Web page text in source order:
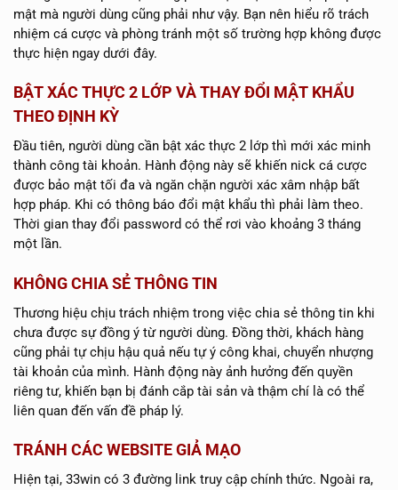
mật mà người dùng cũng phải như vậy. Bạn nên hiểu rõ trách
nhiệm cá cược và phòng tránh một số trường hợp không được
thực hiện ngay dưới đây.
BẬT XÁC THỰC 2 LỚP VÀ THAY ĐỔI MẬT KHẨU
THEO ĐỊNH KỲ
Đầu tiên, người dùng cần bật xác thực 2 lớp thì mới xác minh
thành công tài khoản. Hành động này sẽ khiến nick cá cược
được bảo mật tối đa và ngăn chặn người xác xâm nhập bất
hợp pháp. Khi có thông báo đổi mật khẩu thì phải làm theo.
Thời gian thay đổi password có thể rơi vào khoảng 3 tháng
một lần.
KHÔNG CHIA SẺ THÔNG TIN
Thương hiệu chịu trách nhiệm trong việc chia sẻ thông tin khi
chưa được sự đồng ý từ người dùng. Đồng thời, khách hàng
cũng phải tự chịu hậu quả nếu tự ý công khai, chuyển nhượng
tài khoản của mình. Hành động này ảnh hưởng đến quyền
riêng tư, khiến bạn bị đánh cắp tài sản và thậm chí là có thể
liên quan đến vấn đề pháp lý.
TRÁNH CÁC WEBSITE GIẢ MẠO
Hiện tại, 33win có 3 đường link truy cập chính thức. Ngoài ra,